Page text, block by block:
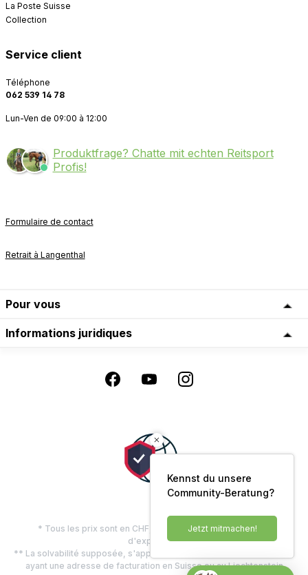
La Poste Suisse
Collection
Service client
Téléphone
062 539 14 78
Lun-Ven de 09:00 à 12:00
Produktfrage? Chatte mit echten Reitsport
Profis!
Formulaire de contact
Retrait à Langenthal
Pour vous
Informations juridiques
* Tous les prix sont en CHF, TVA comprise, plus les frais
d'expédition
** La solvabilité supposée, s'applique uniquement aux clients privés
ayant une adresse de facturation en Suisse ou au Liechtenstein
Kennst du unsere
Community-Beratung?
Jetzt mitmachen!